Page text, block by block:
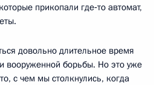
прикопали где‑то автомат,
довольно длительное время
вооруженной борьбы. Но это уже
с чем мы столкнулись, когда